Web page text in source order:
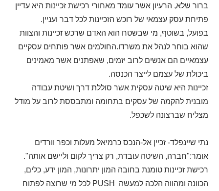
ברור שלא, הרעיון אשר עומד מאחורי רכישת זכיינות היא עדיין
פתיחת עסק עצמאי של רוכש הזכיינות לכל דבר ועניין.
בפועל, בשוטף, מי שבשטח הוא האדם שרכש זכיינות והצוות
שהוא בוחר לנהל את משרדו.החולמים אשר פותחים עסקיים
עצמאיים הם אנשים לרוב יזמים, שאפתנים אשר מאמינים
ביכולת של עצמם לייצר הכנסה.
זכיינות היא שיטה עסקית אשר סוללת דרך ושיטת עבודה
מובנית להקמה של עסקים בתחומה ומתבססת לרוב על מודל
מצליח שברצונה לשכפל.
נתי שיינפלד- זכיין אל-הנכס כרמיאל מעלות וכפר וורדים
אומר:"חברה, השיטה עובדת, רק צריך לקום וליישם אותה".
רכישת זכיינות טומנת בחובה המון יתרונות, המון ידע, כלים,
הכוונה ומהווה הלכה למעשה
PUSH לכל מי שרוצה לפתוח